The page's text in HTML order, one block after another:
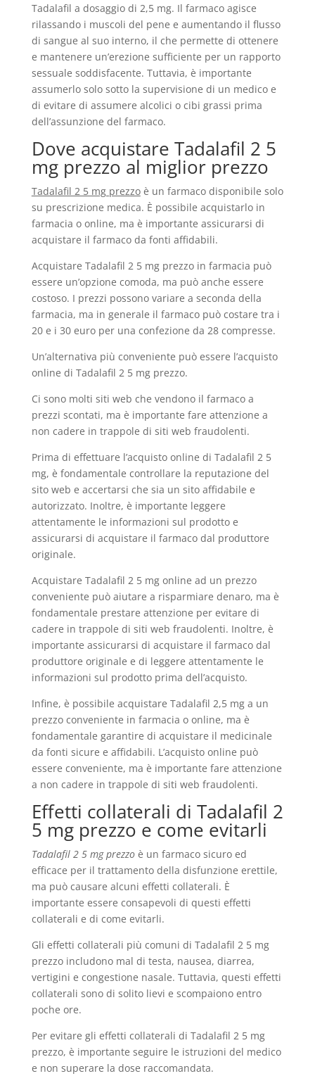
Tadalafil a dosaggio di 2,5 mg. Il farmaco agisce
rilassando i muscoli del pene e aumentando il flusso
di sangue al suo interno, il che permette di ottenere
e mantenere un’erezione sufficiente per un rapporto
sessuale soddisfacente. Tuttavia, è importante
assumerlo solo sotto la supervisione di un medico e
di evitare di assumere alcolici o cibi grassi prima
dell’assunzione del farmaco.
Dove acquistare Tadalafil 2 5
mg prezzo al miglior prezzo
Tadalafil 2 5 mg prezzoè un farmaco disponibile solo
su prescrizione medica. È possibile acquistarlo in
farmacia o online, ma è importante assicurarsi di
acquistare il farmaco da fonti affidabili.
Acquistare Tadalafil 2 5 mg prezzo in farmacia può
essere un’opzione comoda, ma può anche essere
costoso. I prezzi possono variare a seconda della
farmacia, ma in generale il farmaco può costare tra i
20 e i 30 euro per una confezione da 28 compresse.
Un’alternativa più conveniente può essere l’acquisto
online di Tadalafil 2 5 mg prezzo.
Ci sono molti siti web che vendono il farmaco a
prezzi scontati, ma è importante fare attenzione a
non cadere in trappole di siti web fraudolenti.
Prima di effettuare l’acquisto online di Tadalafil 2 5
mg, è fondamentale controllare la reputazione del
sito web e accertarsi che sia un sito affidabile e
autorizzato. Inoltre, è importante leggere
attentamente le informazioni sul prodotto e
assicurarsi di acquistare il farmaco dal produttore
originale.
Acquistare Tadalafil 2 5 mg online ad un prezzo
conveniente può aiutare a risparmiare denaro, ma è
fondamentale prestare attenzione per evitare di
cadere in trappole di siti web fraudolenti. Inoltre, è
importante assicurarsi di acquistare il farmaco dal
produttore originale e di leggere attentamente le
informazioni sul prodotto prima dell’acquisto.
Infine, è possibile acquistare Tadalafil 2,5 mg a un
prezzo conveniente in farmacia o online, ma è
fondamentale garantire di acquistare il medicinale
da fonti sicure e affidabili. L’acquisto online può
essere conveniente, ma è importante fare attenzione
a non cadere in trappole di siti web fraudolenti.
Effetti collaterali di Tadalafil 2
5 mg prezzo e come evitarli
Tadalafil 2 5 mg prezzoè un farmaco sicuro ed
efficace per il trattamento della disfunzione erettile,
ma può causare alcuni effetti collaterali. È
importante essere consapevoli di questi effetti
collaterali e di come evitarli.
Gli effetti collaterali più comuni di Tadalafil 2 5 mg
prezzo includono mal di testa, nausea, diarrea,
vertigini e congestione nasale. Tuttavia, questi effetti
collaterali sono di solito lievi e scompaiono entro
poche ore.
Per evitare gli effetti collaterali di Tadalafil 2 5 mg
prezzo, è importante seguire le istruzioni del medico
e non superare la dose raccomandata.